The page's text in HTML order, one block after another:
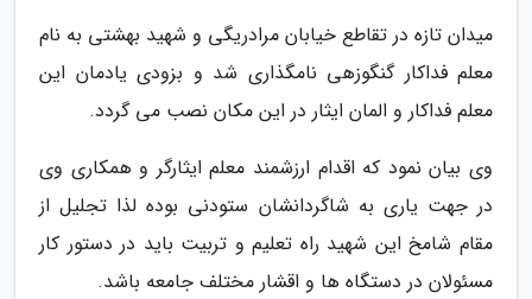
میدان تازه در تقاطع خیابان مرادریگی و شهید بهشتی به نام
معلم فداکار گنگوزهی نامگذاری شد و بزودی یادمان این
معلم فداکار و المان ایثار در این مکان نصب می گردد.
وی بیان نمود که اقدام ارزشمند معلم ایثارگر و همکاری وی
در جهت یاری به شاگردانشان ستودنی بوده لذا تجلیل از
مقام شامخ این شهید راه تعلیم و تربیت باید در دستور کار
مسئولان در دستگاه ها و اقشار مختلف جامعه باشد.